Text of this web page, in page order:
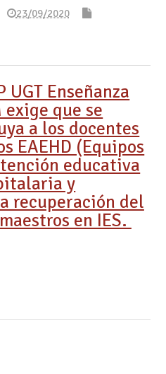
23/09/2020
UGT Enseñanza
exige que se
a los docentes
EAEHD (Equipos
educativa
y
recuperación del
en IES.